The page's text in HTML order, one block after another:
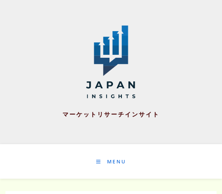
マーケットリサーチインサイト
MENU